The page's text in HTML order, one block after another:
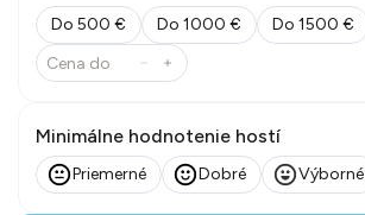
Do 500 € Do 1000 € Do 1500 €
Minimálne hodnotenie hostí
Priemerné Dobré Výborné